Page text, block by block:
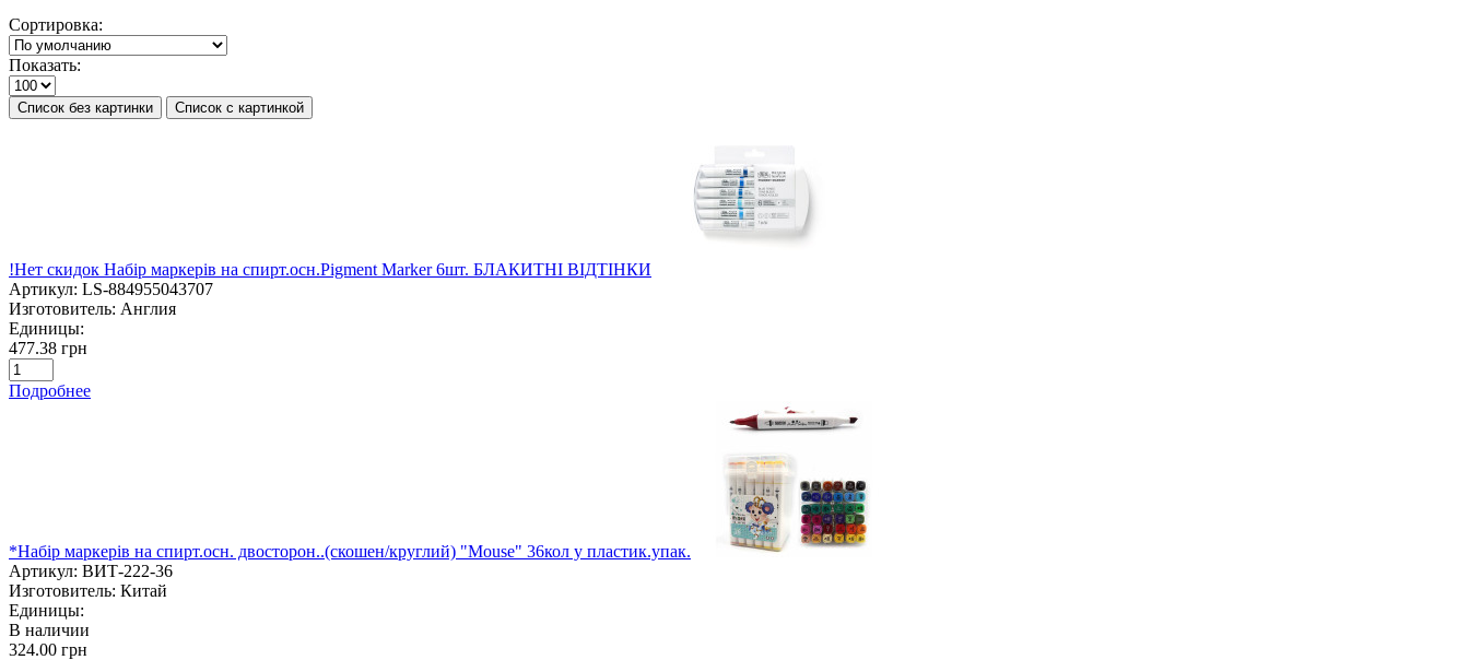
Сортировка:
Показать:
Список без картинки Список с картинкой
!Нет скидок Набір маркерів на спирт.осн.Pigment Marker 6шт. БЛАКИТНІ ВІДТІНКИ
Артикул: LS-884955043707
Изготовитель: Англия
Единицы:
477.38 грн
Подробнее
*Набір маркерів на спирт.осн. двосторон..(скошен/круглий) "Mouse" 36кол у пластик.упак.
Артикул: ВИТ-222-36
Изготовитель: Китай
Единицы:
В наличии
324.00 грн